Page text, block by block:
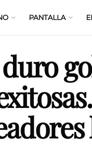
PANTALLA